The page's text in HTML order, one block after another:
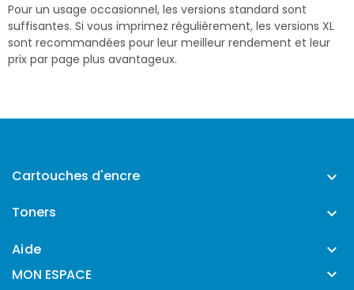
Pour un usage occasionnel, les versions standard sont
suffisantes. Si vous imprimez régulièrement, les versions XL
sont recommandées pour leur meilleur rendement et leur
prix par page plus avantageux.
Cartouches d'encre 
Toners 
Aide 
MON ESPACE 